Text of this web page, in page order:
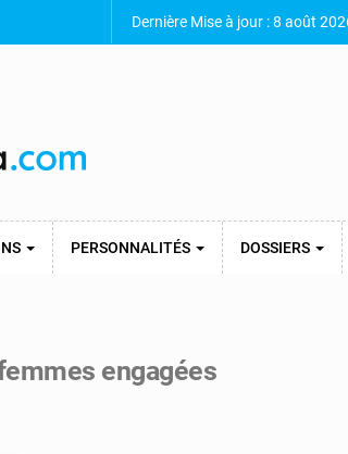
Dernière Mise à jour : 8 août
PERSONNALITÉS DOSSIERS
engagées